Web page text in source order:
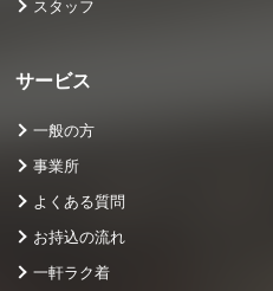
スタッフ
サービス
一般の方
事業所
よくある質問
お持込の流れ
一軒ラク着